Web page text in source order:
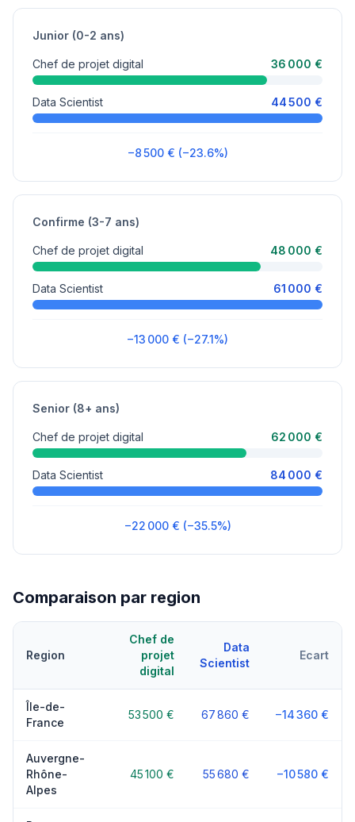
Junior (0-2 ans)
Chef de projet digital 36 000 €
Data Scientist 44 500 €
−8 500 € (−23.6%)
Confirme (3-7 ans)
Chef de projet digital 48 000 €
Data Scientist 61 000 €
−13 000 € (−27.1%)
Senior (8+ ans)
Chef de projet digital 62 000 €
Data Scientist 84 000 €
−22 000 € (−35.5%)
Comparaison par region
Region
Chef de
projet
digital
Data
Scientist
Ecart
Île-de-
France
53 500 € 67 860 € −14 360 €
Auvergne-
Rhône-
Alpes
45 100 € 55 680 € −10 580 €